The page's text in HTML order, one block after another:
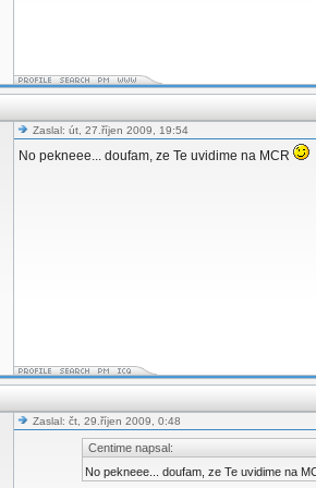
Zaslal: út, 27.říjen 2009, 19:54
No pekneee... doufam, ze Te uvidime na MCR
Zaslal: čt, 29.říjen 2009, 0:48
Centime napsal:
No pekneee... doufam, ze Te uvidime na